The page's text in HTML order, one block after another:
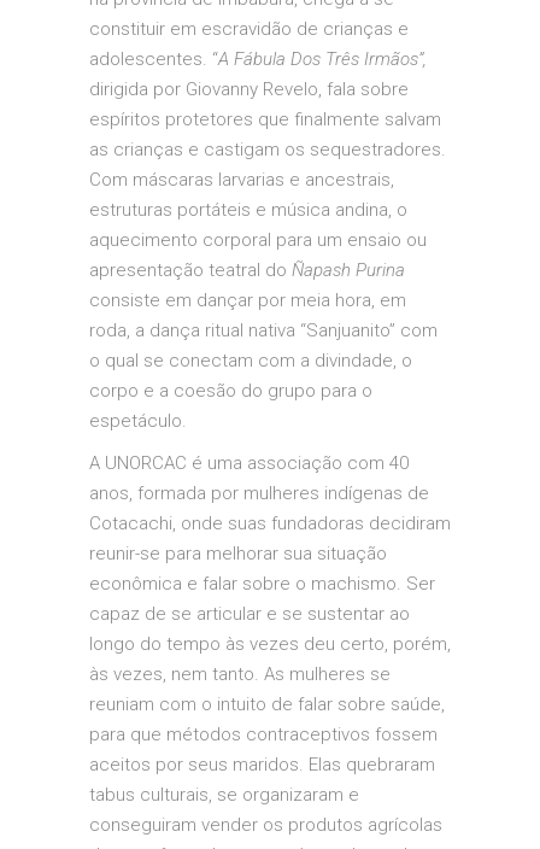
constituir em escravidão de crianças e
adolescentes. “A Fábula Dos Três Irmãos”,
dirigida por Giovanny Revelo, fala sobre
espíritos protetores que finalmente salvam
as crianças e castigam os sequestradores.
Com máscaras larvarias e ancestrais,
estruturas portáteis e música andina, o
aquecimento corporal para um ensaio ou
apresentação teatral do Ñapash Purina
consiste em dançar por meia hora, em
roda, a dança ritual nativa “Sanjuanito” com
o qual se conectam com a divindade, o
corpo e a coesão do grupo para o
espetáculo.
A UNORCAC é uma associação com 40
anos, formada por mulheres indígenas de
Cotacachi, onde suas fundadoras decidiram
reunir-se para melhorar sua situação
econômica e falar sobre o machismo. Ser
capaz de se articular e se sustentar ao
longo do tempo às vezes deu certo, porém,
às vezes, nem tanto. As mulheres se
reuniam com o intuito de falar sobre saúde,
para que métodos contraceptivos fossem
aceitos por seus maridos. Elas quebraram
tabus culturais, se organizaram e
conseguiram vender os produtos agrícolas